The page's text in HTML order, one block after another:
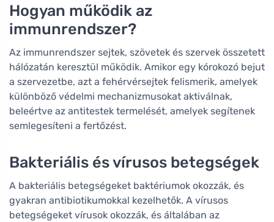
Hogyan működik az
immunrendszer?
Az immunrendszer sejtek, szövetek és szervek összetett
hálózatán keresztül működik. Amikor egy kórokozó bejut
a szervezetbe, azt a fehérvérsejtek felismerik, amelyek
különböző védelmi mechanizmusokat aktiválnak,
beleértve az antitestek termelését, amelyek segítenek
semlegesíteni a fertőzést.
Bakteriális és vírusos betegségek
A bakteriális betegségeket baktériumok okozzák, és
gyakran antibiotikumokkal kezelhetők. A vírusos
betegségeket vírusok okozzák, és általában az